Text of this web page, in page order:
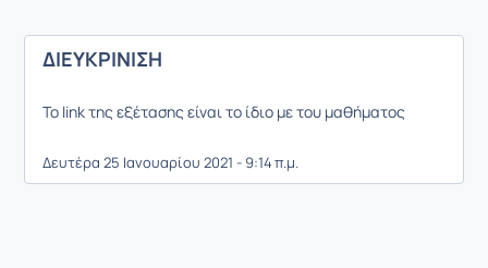
ΔΙΕΥΚΡΙΝΙΣΗ
Το link της εξέτασης είναι το ίδιο με του μαθήματος
Δευτέρα 25 Ιανουαρίου 2021 - 9:14 π.μ.